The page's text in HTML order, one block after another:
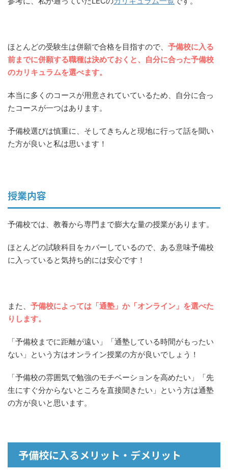
ほとんどの受験生は併願で合格を目指すので、 予備校に入る
前までに併願する職種は決めておくと、自分に合った予備校
のカリキュラムを選べます。
本当に多くのコースが用意されていているため、自分に合っ
たコースが一つはあります。
予備校選びは慎重に、そしてきちんと現地に行って話を聞い
た方が良いと私は思います！
授業内容
予備校では、教養から専門まで膨大な量の授業があります。
ほとんどの試験科目をカバーしているので、ある意味予備校
に入っていると気持ち的には安心です！
また、 予備校によっては「通塾」か「オンライン」を選べた
りします。
「予備校までに距離が遠い」「通塾している時間がもったい
ない」という方はオンライン授業の方が良いでしょう！
「予備校の雰囲気で勉強のモチベーションを高めたい」「先
生にすぐ分からないところを直接聞きたい」という方は通塾
の方が良いと思います。
予備校に入るメリット・デメリット